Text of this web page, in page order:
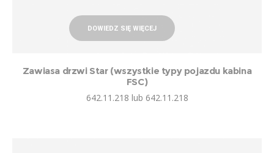
DOWIEDZ SIĘ WIĘCEJ
Zawiasa drzwi Star (wszystkie typy pojazdu kabina
FSC)
642.11.218 lub 642.11.218